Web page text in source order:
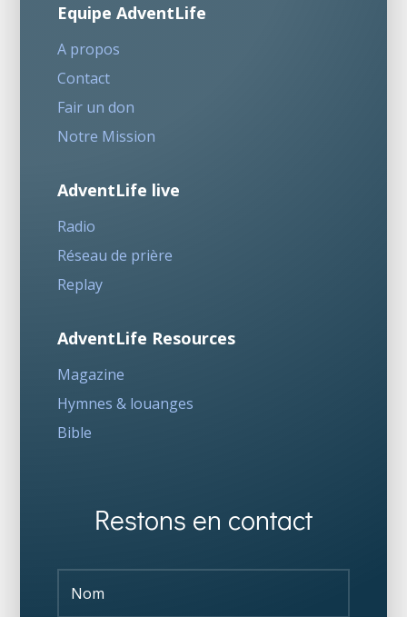
Equipe AdventLife
A propos
Contact
Fair un don
Notre Mission
AdventLife live
Radio
Réseau de prière
Replay
AdventLife Resources
Magazine
Hymnes & louanges
Bible
Restons en contact